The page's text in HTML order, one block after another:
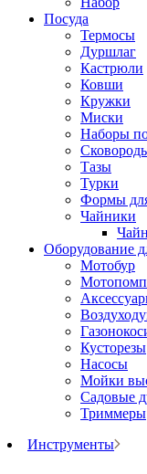
Посуда
Термосы
Дуршлаг
Кастрюли
Ковши
Кружки
Миски
Наборы
Тазы
Турки
Формы
Чайники
Оборудование
Мотобур
Кусторезы
Насосы
Мойки
Садовые
Триммеры
Инструменты